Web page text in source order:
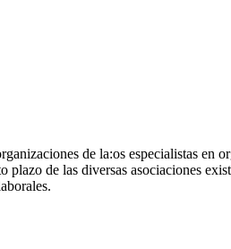
de la:os especialistas en
plazo de las diversas asociaciones